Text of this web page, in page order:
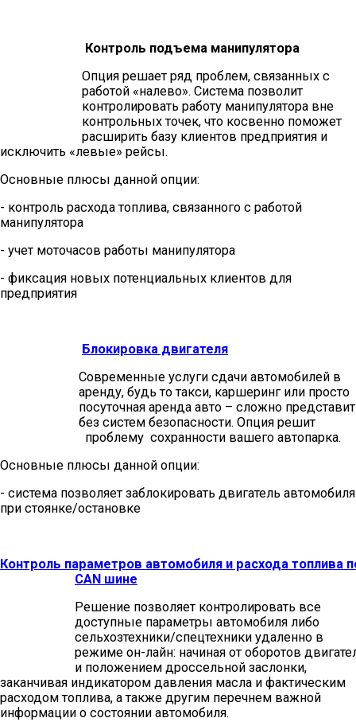
Контроль подъема манипулятора
Опция решает ряд проблем, связанных с
работой «налево». Система позволит
контролировать работу манипулятора вне
контрольных точек, что косвенно поможет
расширить базу клиентов предприятия и
исключить «левые» рейсы.
Основные плюсы данной опции:
- контроль расхода топлива, связанного с работой
манипулятора
- учет моточасов работы манипулятора
- фиксация новых потенциальных клиентов для
предприятия
Блокировка двигателя
Современные услуги сдачи автомобилей в
аренду, будь то такси, каршеринг или просто
посуточная аренда авто – сложно
без систем безопасности. Опция решит
проблему сохранности вашего автопарка.
Основные плюсы данной опции:
- система позволяет заблокировать двигатель автомобиля
при стоянке/остановке
Контроль параметров автомобиля и расхода топлива
CAN шине
Решение позволяет контролировать все
доступные параметры автомобиля либо
сельхозтехники/спецтехники удаленно в
режиме он-лайн: начиная от оборотов
и положением дроссельной заслонки,
заканчивая индикатором давления масла и фактическим
расходом топлива, а также другим перечнем важной
информации о состоянии автомобиля.